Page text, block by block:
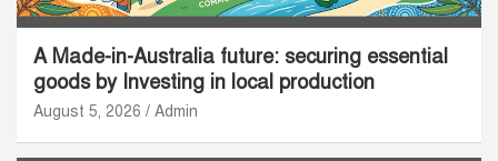
A Made-in-Australia future: securing essential
goods by Investing in local production
August 5, 2026 Admin